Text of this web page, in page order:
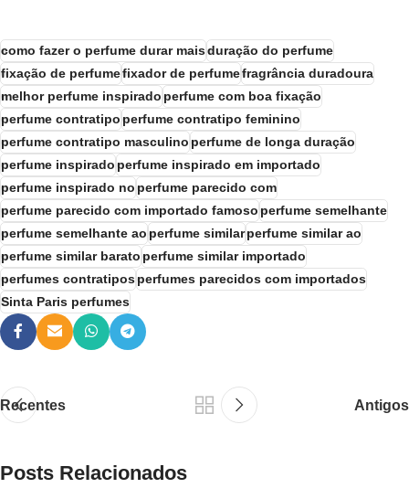
como fazer o perfume durar maisduração do perfume
fixação de perfumefixador de perfumefragrância duradoura
melhor perfume inspiradoperfume com boa fixação
perfume contratipoperfume contratipo feminino
perfume contratipo masculinoperfume de longa duração
perfume inspiradoperfume inspirado em importado
perfume inspirado noperfume parecido com
perfume parecido com importado famosoperfume semelhante
perfume semelhante aoperfume similarperfume similar ao
perfume similar baratoperfume similar importado
perfumes contratiposperfumes parecidos com importados
Sinta Paris perfumes
Recentes Antigos
Posts Relacionados